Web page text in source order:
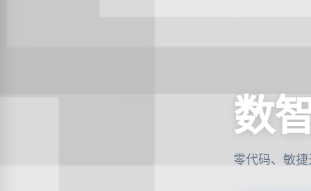
数
零代码、敏